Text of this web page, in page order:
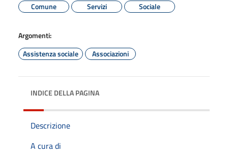
Comune
Servizi Sociale
Argomenti:
Assistenza sociale
Associazioni
INDICE DELLA PAGINA
Descrizione
A cura di